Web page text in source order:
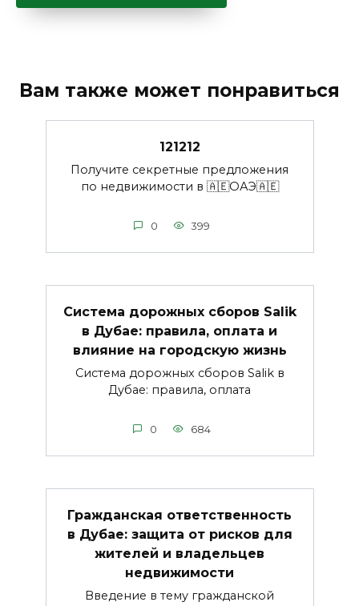
Вам также может понравиться
121212
Получите секретные предложения
по недвижимости в 🇦🇪ОАЭ🇦🇪
0 399
Система дорожных сборов Salik
в Дубае: правила, оплата и
влияние на городскую жизнь
Система дорожных сборов Salik в
Дубае: правила, оплата
0 684
Гражданская ответственность
в Дубае: защита от рисков для
жителей и владельцев
недвижимости
Введение в тему гражданской